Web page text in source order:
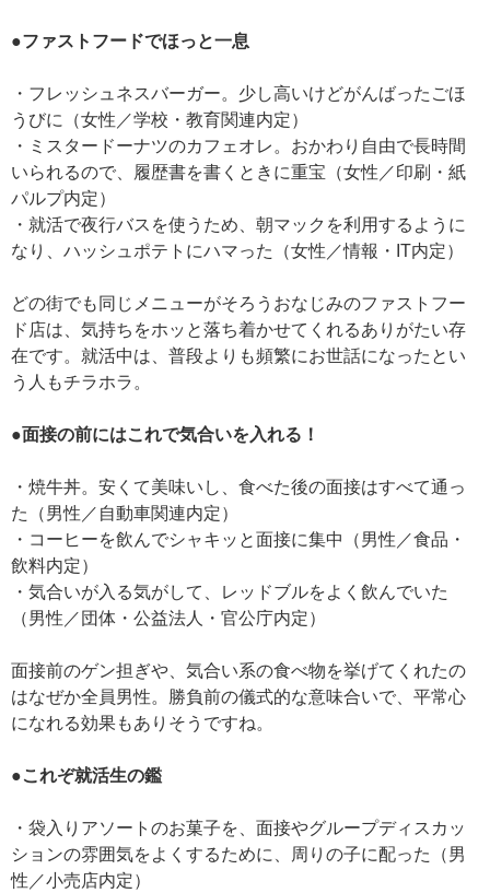
●ファストフードでほっと一息
・フレッシュネスバーガー。少し高いけどがんばったごほ
うびに（女性／学校・教育関連内定）
・ミスタードーナツのカフェオレ。おかわり自由で長時間
いられるので、履歴書を書くときに重宝（女性／印刷・紙
パルプ内定）
・就活で夜行バスを使うため、朝マックを利用するように
なり、ハッシュポテトにハマった（女性／情報・IT内定）
どの街でも同じメニューがそろうおなじみのファストフー
ド店は、気持ちをホッと落ち着かせてくれるありがたい存
在です。就活中は、普段よりも頻繁にお世話になったとい
う人もチラホラ。
●面接の前にはこれで気合いを入れる！
・焼牛丼。安くて美味いし、食べた後の面接はすべて通っ
た（男性／自動車関連内定）
・コーヒーを飲んでシャキッと面接に集中（男性／食品・
飲料内定）
・気合いが入る気がして、レッドブルをよく飲んでいた
（男性／団体・公益法人・官公庁内定）
面接前のゲン担ぎや、気合い系の食べ物を挙げてくれたの
はなぜか全員男性。勝負前の儀式的な意味合いで、平常心
になれる効果もありそうですね。
●これぞ就活生の鑑
・袋入りアソートのお菓子を、面接やグループディスカッ
ションの雰囲気をよくするために、周りの子に配った（男
性／小売店内定）